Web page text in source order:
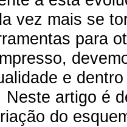
vez mais se
para
e
artigo é
do